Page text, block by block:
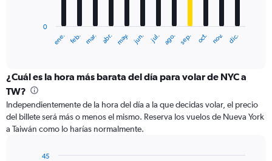
categories.
Range:
categories.
The
chart
ene. feb. mar. abr. may. jun. jul. ago. sep. oct. nov. dic.
0
¿Cuál es la hora más barata del día para volar de NYC a
TW?
Independientemente de la hora del día a la que decidas volar, el precio
del billete será más o menos el mismo. Reserva los vuelos de Nueva York
a Taiwán como lo harías normalmente.
45